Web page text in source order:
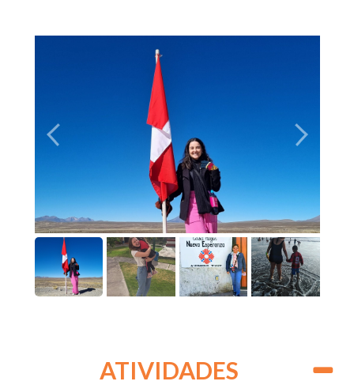
ATIVIDADES